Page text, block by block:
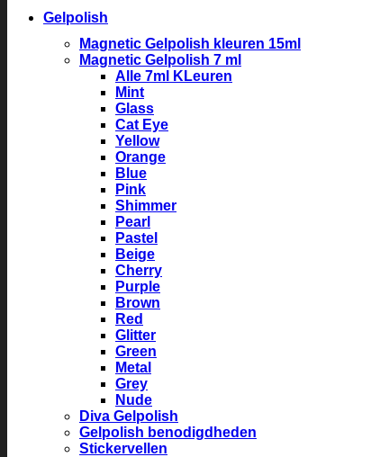
Gelpolish
Magnetic Gelpolish kleuren 15ml
Magnetic Gelpolish 7 ml
Alle 7ml KLeuren
Mint
Glass
Cat Eye
Yellow
Orange
Blue
Pink
Shimmer
Pearl
Pastel
Beige
Cherry
Purple
Brown
Red
Glitter
Green
Metal
Grey
Nude
Diva Gelpolish
Gelpolish benodigdheden
Stickervellen